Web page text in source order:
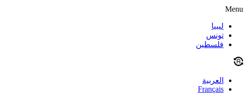
Menu
ليبيا
تونس
فلسطين
العربية
Français